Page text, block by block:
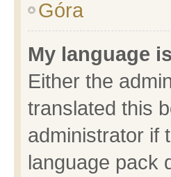
Góra
My language
Either the
translated this
administrator if
language pack